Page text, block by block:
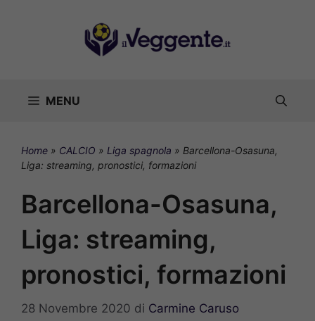
MENU
Home » CALCIO » Liga spagnola » Barcellona-Osasuna,
Liga: streaming, pronostici, formazioni
Barcellona-Osasuna,
Liga: streaming,
pronostici, formazioni
28 Novembre 2020 di Carmine Caruso